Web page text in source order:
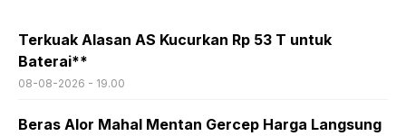
Terkuak Alasan AS Kucurkan Rp 53 T untuk
Baterai**
08-08-2026 - 19.00
Beras Alor Mahal Mentan Gercep Harga Langsung